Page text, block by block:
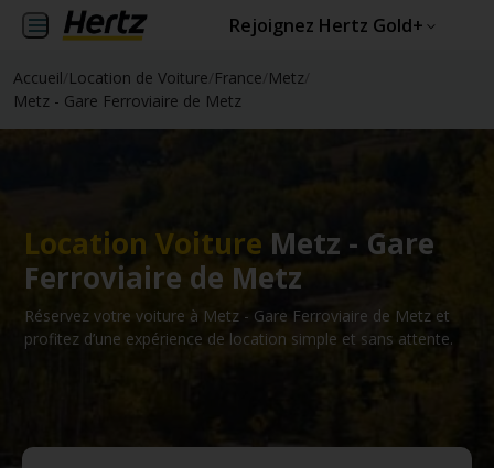
Rejoignez Hertz Gold+
Accueil Location de Voiture France Metz
Metz - Gare Ferroviaire de Metz
Location Voiture Metz - Gare
Ferroviaire de Metz
Réservez votre voiture à Metz - Gare Ferroviaire de Metz et
profitez d’une expérience de location simple et sans attente.